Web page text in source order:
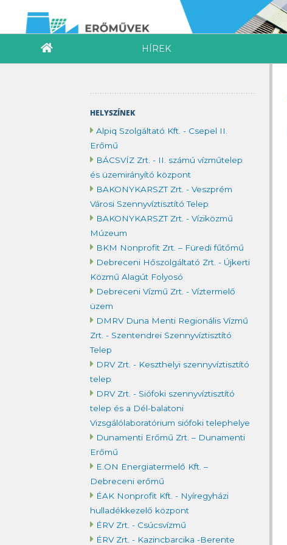
HÍREK
HELYSZÍNEK
Alpiq Szolgáltató Kft. - Csepel II.
Erőmű
BÁCSVÍZ Zrt. - II. számú vízműtelep
és üzemirányító központ
BAKONYKARSZT Zrt. - Veszprém
Városi Szennyvíztisztító Telep
BAKONYKARSZT Zrt. - Víziközmű
Múzeum
BKM Nonprofit Zrt. – Füredi fűtőmű
Debreceni Hőszolgáltató Zrt. - Újkerti
Közmű Alagút Folyosó
Debreceni Vízmű Zrt. - Víztermelő
üzem
DMRV Duna Menti Regionális Vízmű
Zrt. - Szentendrei Szennyvíztisztító
Telep
DRV Zrt. - Keszthelyi szennyvíztisztító
telep
DRV Zrt. - Siófoki szennyvíztisztító
telep és a Dél-balatoni
Vizsgálólaboratórium siófoki telephelye
Dunamenti Erőmű Zrt. – Dunamenti
Erőmű
E.ON Energiatermelő Kft. –
Debreceni erőmű
ÉAK Nonprofit Kft. - Nyíregyházi
hulladékkezelő központ
ÉRV Zrt. - Csúcsvízmű
ÉRV Zrt. - Kazincbarcika -Berente